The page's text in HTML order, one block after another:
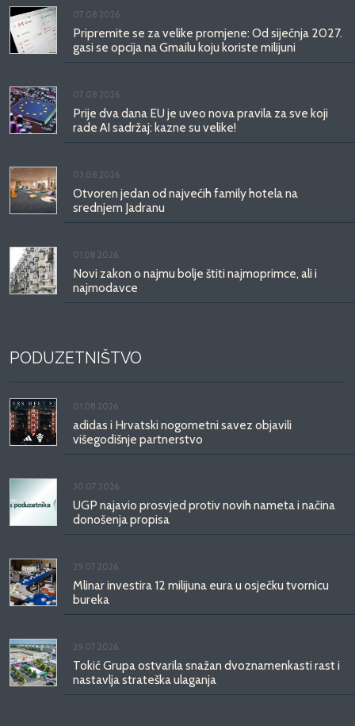
07.08.2026.
Pripremite se za velike promjene: Od siječnja 2027.
gasi se opcija na Gmailu koju koriste milijuni
07.08.2026.
Prije dva dana EU je uveo nova pravila za sve koji
rade AI sadržaj: kazne su velike!
03.08.2026.
Otvoren jedan od najvećih family hotela na
srednjem Jadranu
01.08.2026.
Novi zakon o najmu bolje štiti najmoprimce, ali i
najmodavce
PODUZETNIŠTVO
01.08.2026.
adidas i Hrvatski nogometni savez objavili
višegodišnje partnerstvo
30.07.2026.
UGP najavio prosvjed protiv novih nameta i načina
donošenja propisa
29.07.2026.
Mlinar investira 12 milijuna eura u osječku tvornicu
bureka
29.07.2026.
Tokić Grupa ostvarila snažan dvoznamenkasti rast i
nastavlja strateška ulaganja